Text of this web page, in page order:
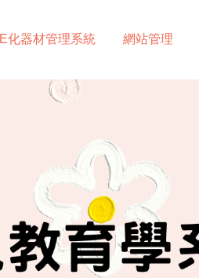
E化器材管理系統 網站管理